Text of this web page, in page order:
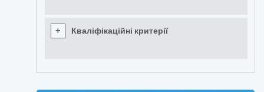
+ Кваліфікаційні критерії